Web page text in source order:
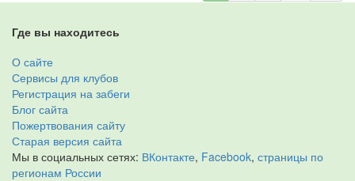
Где вы находитесь
О сайте
Сервисы для клубов
Регистрация на забеги
Блог сайта
Пожертвования сайту
Старая версия сайта
Мы в социальных сетях: ВКонтакте, Facebook, страницы по
регионам России